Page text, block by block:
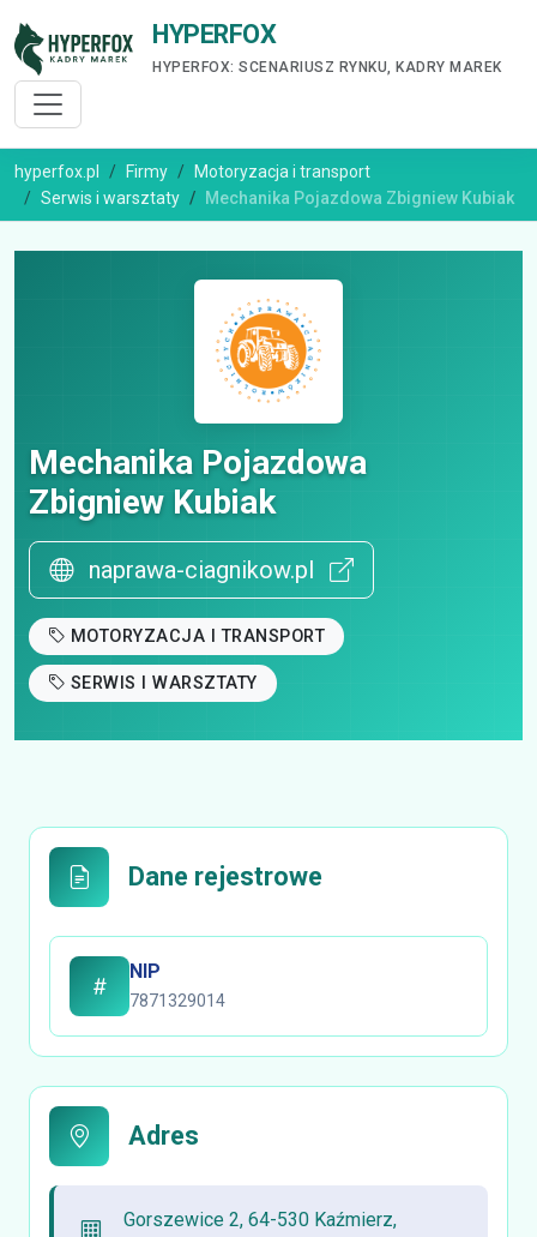
HYPERFOX
HYPERFOX: SCENARIUSZ RYNKU, KADRY MAREK
hyperfox.pl Firmy
Motoryzacja i transport
Serwis i warsztaty
Mechanika Pojazdowa Zbigniew Kubiak
Mechanika Pojazdowa
Zbigniew Kubiak
naprawa-ciagnikow.pl
MOTORYZACJA I TRANSPORT
SERWIS I WARSZTATY
Dane rejestrowe
NIP
7871329014
Adres
Gorszewice 2, 64-530 Kaźmierz,